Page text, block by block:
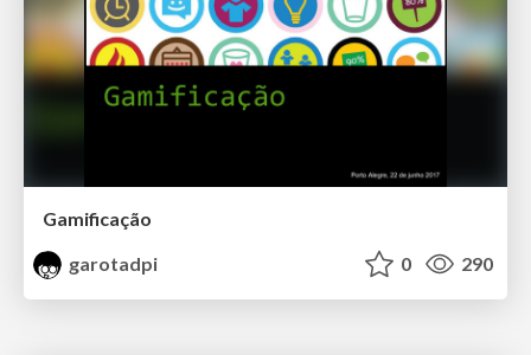
Gamificação
garotadpi
0 290